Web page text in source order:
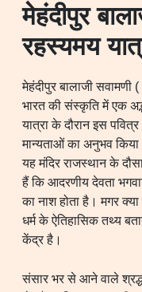
मेहंदीपुर
रहस्यमय
मेहंदीपुर बालाजी सवामणी (
भारत की संस्कृति में एक
यात्रा के दौरान इस
मान्यताओं का अनुभव
यह मंदिर राजस्थान के
हैं कि आदरणीय देवता
का नाश होता है। मगर
धर्म के ऐतिहासिक तथ्य
केंद्र है।
संसार भर से आने वाले